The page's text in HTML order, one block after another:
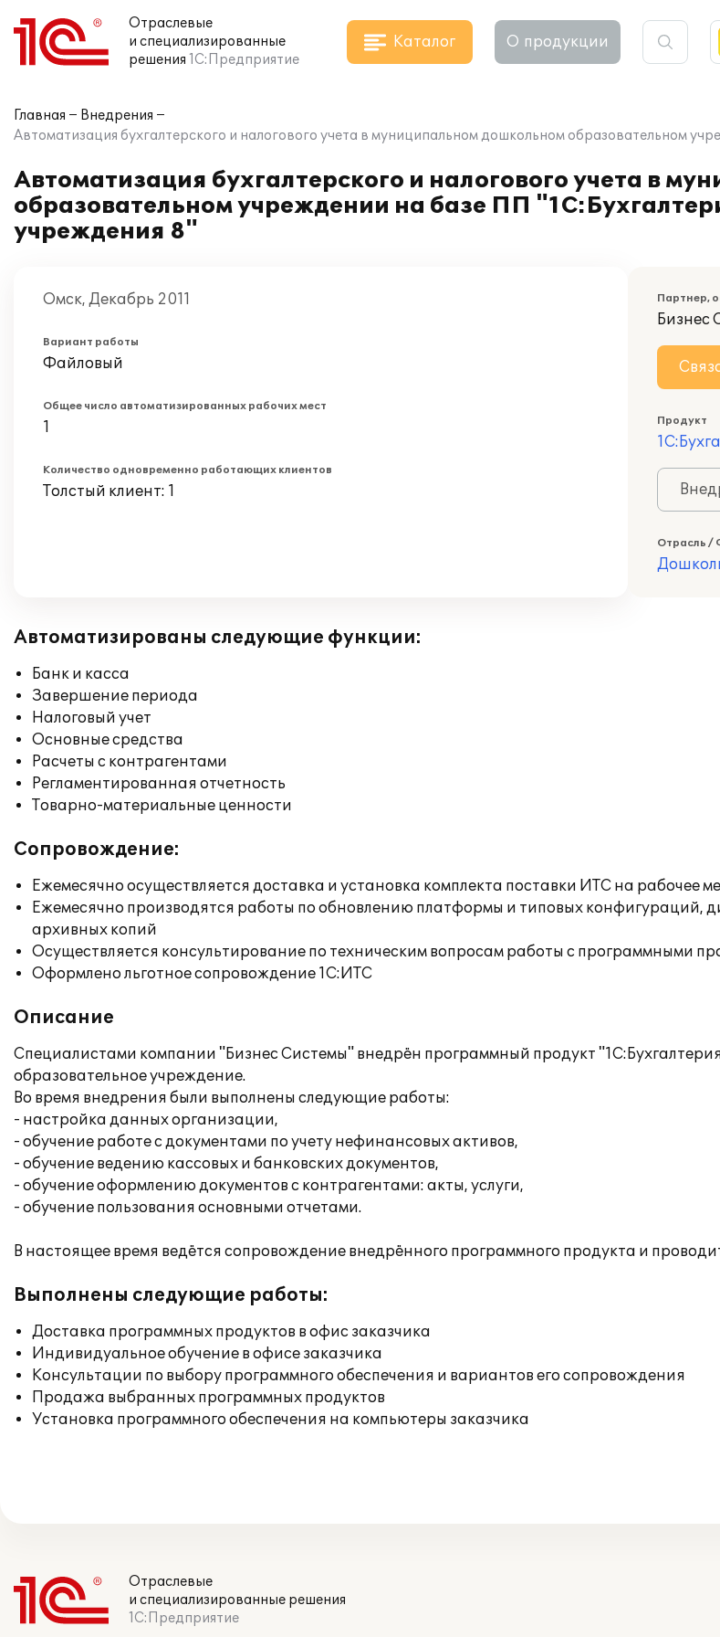
Отраслевые
и специализированные
решения 1С:Предприятие
Каталог О продукции
Главная
Внедрения
Автоматизация бухгалтерского и налогового учета в муниципальном дошкольном образовательном
Автоматизация бухгалтерского и налогового учета в
образовательном учреждении на базе ПП
учреждения 8"
Омск, Декабрь 2011
Вариант работы
Файловый
Общее число автоматизированных рабочих мест
1
Количество одновременно работающих клиентов
Толстый клиент: 1
Партнер,
Бизнес
Продукт
Отрасль /
Автоматизированы следующие функции:
Банк и касса
Завершение периода
Налоговый учет
Основные средства
Расчеты с контрагентами
Регламентированная отчетность
Товарно-материальные ценности
Сопровождение:
Ежемесячно осуществляется доставка и установка комплекта поставки ИТС на рабочее
Ежемесячно производятся работы по обновлению платформы и типовых конфигураций,
архивных копий
Осуществляется консультирование по техническим вопросам работы с программными
Оформлено льготное сопровождение 1С:ИТС
Описание
Специалистами компании "Бизнес Системы" внедрён программный продукт
образовательное учреждение.
Во время внедрения были выполнены следующие работы:
- настройка данных организации,
- обучение работе с документами по учету нефинансовых активов,
- обучение ведению кассовых и банковских документов,
- обучение оформлению документов с контрагентами: акты, услуги,
- обучение пользования основными отчетами.
В настоящее время ведётся сопровождение внедрённого программного продукта и
Выполнены следующие работы:
Доставка программных продуктов в офис заказчика
Индивидуальное обучение в офисе заказчика
Консультации по выбору программного обеспечения и вариантов его сопровождения
Продажа выбранных программных продуктов
Установка программного обеспечения на компьютеры заказчика
Отраслевые
и специализированные решения
1С:Предприятие